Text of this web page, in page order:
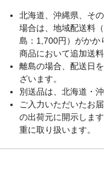
北海道、沖縄県、そ
場合は、地域配送料
島：1,700円）がかか
商品において追加送
離島の場合、配送日
ざいます。
別送品は、北海道・
ご入力いただいたお
の出荷元に開示しま
重に取り扱います。